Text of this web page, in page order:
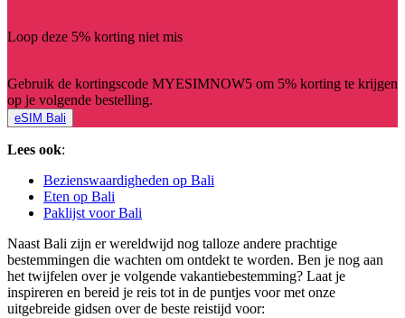
Loop deze 5% korting niet mis
Gebruik de kortingscode MYESIMNOW5 om 5% korting te krijgen
op je volgende bestelling.
eSIM Bali
Lees ook:
Bezienswaardigheden op Bali
Eten op Bali
Paklijst voor Bali
Naast Bali zijn er wereldwijd nog talloze andere prachtige
bestemmingen die wachten om ontdekt te worden. Ben je nog aan
het twijfelen over je volgende vakantiebestemming? Laat je
inspireren en bereid je reis tot in de puntjes voor met onze
uitgebreide gidsen over de beste reistijd voor: